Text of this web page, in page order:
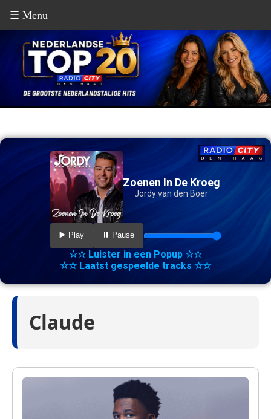
☰ Menu
Zoenen In De Kroeg
Jordy van den Boer
▶️ Play ⏸️ Pause
☆☆ Luister in een Popup ☆☆
☆☆ Laatst gespeelde tracks ☆☆
Claude